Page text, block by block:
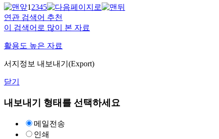
12345
연관 검색어 추천
이 검색어로 많이 본 자료
활용도 높은 자료
서지정보 내보내기(Export)
닫기
내보내기 형태를 선택하세요
메일전송
인쇄